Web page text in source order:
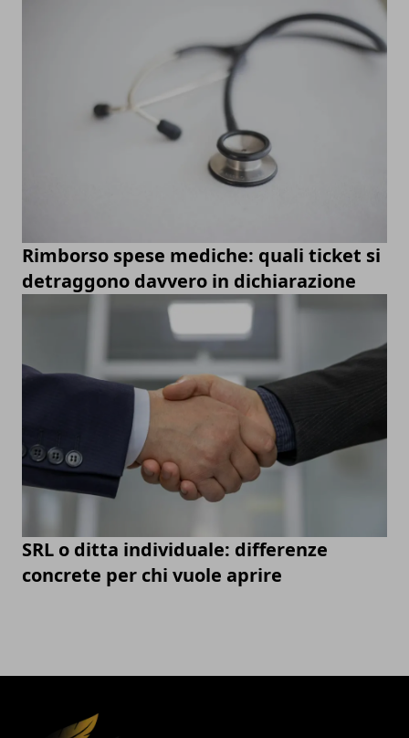
Rimborso spese mediche: quali ticket si
detraggono davvero in dichiarazione
SRL o ditta individuale: differenze
concrete per chi vuole aprire